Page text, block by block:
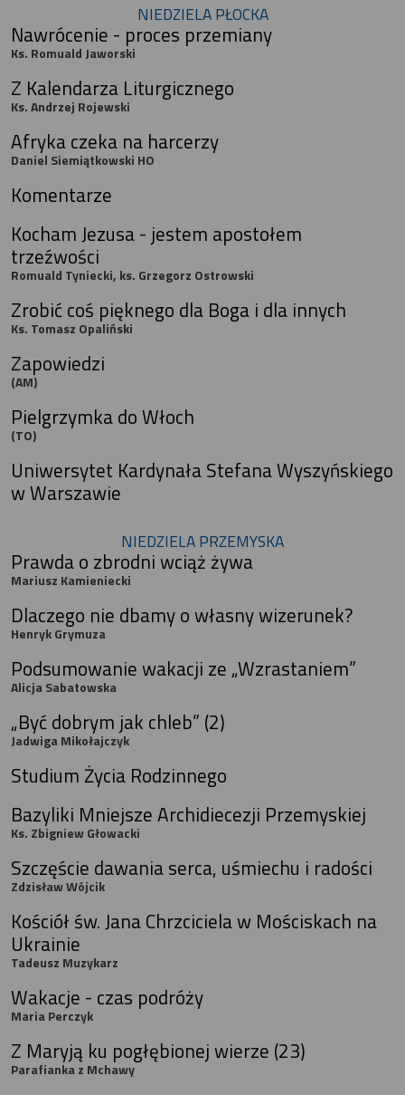
NIEDZIELA PŁOCKA
Nawrócenie - proces przemiany
Ks. Romuald Jaworski
Z Kalendarza Liturgicznego
Ks. Andrzej Rojewski
Afryka czeka na harcerzy
Daniel Siemiątkowski HO
Komentarze
Kocham Jezusa - jestem apostołem
trzeźwości
Romuald Tyniecki, ks. Grzegorz Ostrowski
Zrobić coś pięknego dla Boga i dla innych
Ks. Tomasz Opaliński
Zapowiedzi
(AM)
Pielgrzymka do Włoch
(TO)
Uniwersytet Kardynała Stefana Wyszyńskiego
w Warszawie
NIEDZIELA PRZEMYSKA
Prawda o zbrodni wciąż żywa
Mariusz Kamieniecki
Dlaczego nie dbamy o własny wizerunek?
Henryk Grymuza
Podsumowanie wakacji ze „Wzrastaniem”
Alicja Sabatowska
„Być dobrym jak chleb” (2)
Jadwiga Mikołajczyk
Studium Życia Rodzinnego
Bazyliki Mniejsze Archidiecezji Przemyskiej
Ks. Zbigniew Głowacki
Szczęście dawania serca, uśmiechu i radości
Zdzisław Wójcik
Kościół św. Jana Chrzciciela w Mościskach na
Ukrainie
Tadeusz Muzykarz
Wakacje - czas podróży
Maria Perczyk
Z Maryją ku pogłębionej wierze (23)
Parafianka z Mchawy